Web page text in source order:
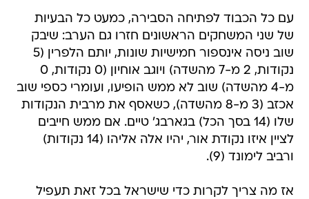
עם כל הכבוד לפתיחה הסבירה, כמעט כל הבעיות
של שני המשחקים הראשונים חזרו גם הערב: שיבק
שוב ניסה אינספור חמישיות שונות, יותם הלפרין (5
נקודות, 2 מ-7 מהשדה) ויוגב אוחיון (0 נקודות, 0
מ-4 מהשדה) שוב לא ממש הופיעו, ועומרי כספי שוב
אכזב (3 מ-8 מהשדה), כשאסף את מרבית הנקודות
שלו (14 בסך הכל) בגארבג' טיים. אם ממש חייבים
לציין איזו נקודת אור, יהיו אלה אליהו (14 נקודות)
ורביב לימונד (9).
אז מה צריך לקרות כדי שישראל בכל זאת תעפיל